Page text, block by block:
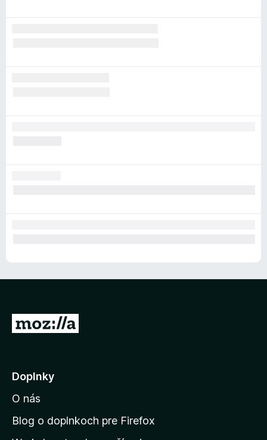
P
j
ť
n
Doplnky
O nás
Blog o doplnkoch pre Firefox